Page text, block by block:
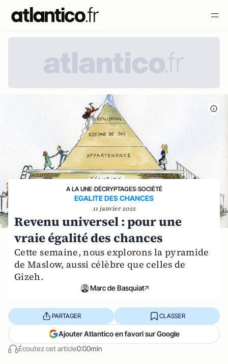
A LA UNE›DÉCRYPTAGES›SOCIÉTÉ
EGALITE DES CHANCES
11 janvier 2022
Revenu universel : pour une
vraie égalité des chances
Cette semaine, nous explorons la pyramide
de Maslow, aussi célèbre que celles de
Gizeh.
Marc de Basquiat
Écoutez cet article0:00min
PARTAGER CLASSER
Ajouter Atlantico en favori sur Google